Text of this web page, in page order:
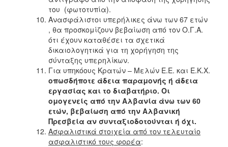
του (φωτοτυπία).
Ανασφάλιστοι υπερήλικες άνω των 67 ετών
, θα προσκομίζουν βεβαίωση από τον Ο.Γ.Α.
ότι έχουν καταθέσει τα σχετικά
δικαιολογητικά για τη χορήγηση της
σύνταξης υπερηλίκων.
Για υπηκόους Κρατών – Μελών Ε.Ε. και Ε.Κ.Χ.
οπωσδήποτε άδεια παραμονής ή άδεια
εργασίας και το διαβατήριο. Οι
ομογενείς από την Αλβανία άνω των 60
ετών, βεβαίωση από την Αλβανική
Πρεσβεία αν συνταξιοδοτούνται ή όχι.
Ασφαλιστικά στοιχεία από τον τελευταίο
ασφαλιστικό τους φορέα: